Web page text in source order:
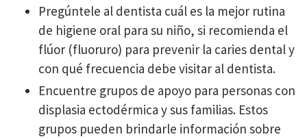
Pregúntele al dentista cuál es la mejor rutina
de higiene oral para su niño, si recomienda el
flúor (fluoruro) para prevenir la caries dental y
con qué frecuencia debe visitar al dentista.
Encuentre grupos de apoyo para personas con
displasia ectodérmica y sus familias. Estos
grupos pueden brindarle información sobre